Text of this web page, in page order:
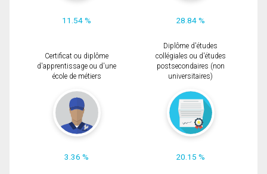
11.54 % 28.84 %
Certificat ou diplôme
d'apprentissage ou d'une
école de métiers
3.36 %
Diplôme d'études
collégiales ou d'études
postsecondaires (non
universitaires)
20.15 %